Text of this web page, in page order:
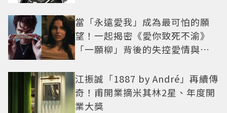
當「永遠愛我」成為最可怕的願
望！一起揭密《愛你致死不渝》
「一願柳」背後的失控愛情與爆
江振誠「1887 by André」再續傳
奇！甫開業摘米其林2星、年度開
業大獎